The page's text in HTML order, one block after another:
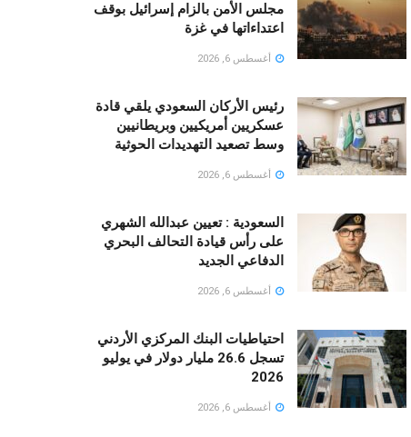
مجلس الأمن بالزام إسرائيل بوقف
اعتداءاتها في غزة
أغسطس 6, 2026
رئيس الأركان السعودي يلقي قادة
عسكريين أمريكيين وبريطانيين
وسط تصعيد التهديدات الحوثية
أغسطس 6, 2026
السعودية : تعيين عبدالله الشهري
على رأس قيادة التحالف البحري
الدفاعي الجديد
أغسطس 6, 2026
احتياطيات البنك المركزي الأردني
تسجل 26.6 مليار دولار في يوليو
2026
أغسطس 6, 2026